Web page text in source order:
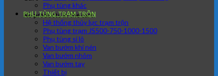
No products in the cart.
Phụ tùng khác
PHỤ TÙNG TRẠM TRÔN
Hệ thống thủy lực trạm trộn
Phụ tùng trạm JS500-750-1000-1500
Phụ tùng si lô
Van bướm khí nén
Van bướm nhôm
Van bướm tay
Thiết bị